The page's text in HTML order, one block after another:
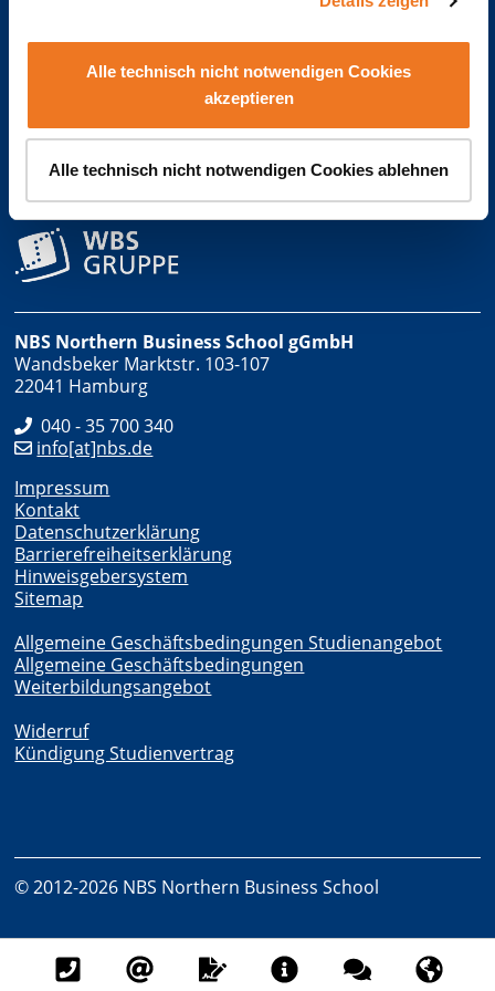
Alle technisch nicht notwendigen Cookies
akzeptieren
Alle technisch nicht notwendigen Cookies ablehnen
Die NBS ist eine Marke der
NBS Northern Business School gGmbH
Wandsbeker Marktstr. 103-107
22041 Hamburg
040 - 35 700 340
info[at]nbs.de
Impressum
Kontakt
Datenschutzerklärung
Barrierefreiheitserklärung
Hinweisgebersystem
Sitemap
Allgemeine Geschäftsbedingungen Studienangebot
Allgemeine Geschäftsbedingungen
Weiterbildungsangebot
Widerruf
Kündigung Studienvertrag
© 2012-2026 NBS Northern Business School